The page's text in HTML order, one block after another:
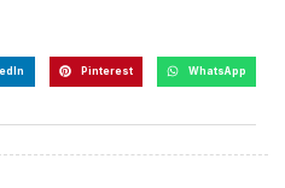
Pinterest WhatsApp